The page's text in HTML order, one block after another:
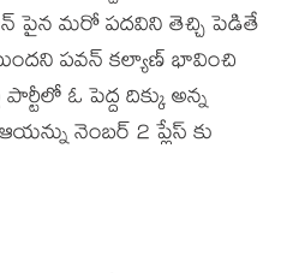
పైన మరో పదవిని తెచ్చి పెడితే
పవన్ కల్యాణ్ భావించి
ఓ పెద్ద దిక్కు అన్న
నెంబర్ 2 ప్లేస్ కు